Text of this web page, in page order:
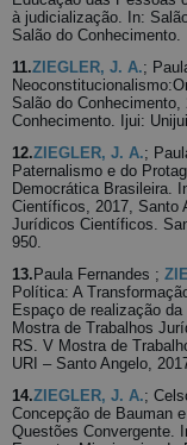
à judicialização. In:
Salão do
11.ZIEGLER, J. A.;
Salão do
Conhecimento. Ijui:
12.ZIEGLER, J. A.;
Paternalismo e do
Democrática Brasileira.
Científicos, 2017, Santo
Jurídicos Científicos.
950.
13. Paula Fernandes ;
Política: A
Espaço de realização
Mostra de Trabalhos
RS. V Mostra de
URI – Santo Angelo,
14.ZIEGLER, J. A.;
Concepção de Bauman
Questões Convergente.